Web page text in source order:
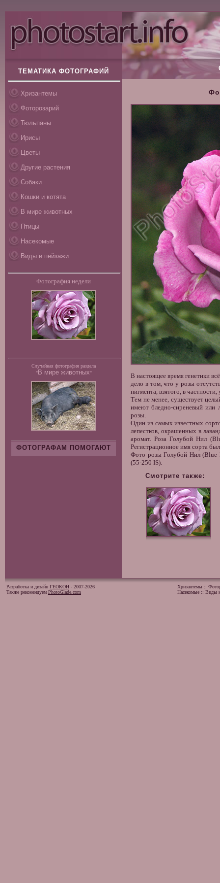
ТЕМАТИКА ФОТОГРАФИЙ
Хризантемы
Фоторозарий
Тюльпаны
Ирисы
Цветы
Другие растения
Собаки
Кошки и котята
В мире животных
Птицы
Насекомые
Виды и пейзажи
Фотография недели
Случайная фотография раздела
"В мире животных"
ФОТОГРАФАМ ПОМОГАЮТ
В настоящее время генетики
дело в том, что у розы
пигмента, взятого, в
Тем не менее, существует
имеют бледно-сиреневый или
розы.
Один из самых известных
лепестков, окрашенных в
аромат. Роза Голубой Нил
Регистрационное имя сорта
Фото розы Голубой Нил (Blue
(55-250 IS).
Смотрите также:
Разработка и дизайн ГЕОКОН - 2007-2026
Также рекомендуем PhotoGlade.com
Хризантемы ::
Насекомые :: Виды